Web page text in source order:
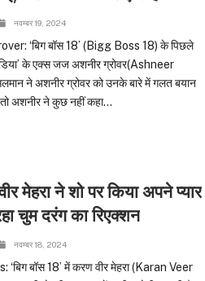
नवम्बर 19, 2024
‘बिग बॉस 18’ (Bigg Boss 18) के पिछले
के एक्स जज अशनीर ग्रोवर(Ashneer
ने अशनीर ग्रोवर को उनके बारे में गलत बयान
अशनीर ने कुछ नहीं कहा...
मेहरा ने शो पर किया अपने प्यार
चुम दरंग का रिएक्शन
नवम्बर 18, 2024
बॉस 18’ में करण वीर मेहरा (Karan Veer